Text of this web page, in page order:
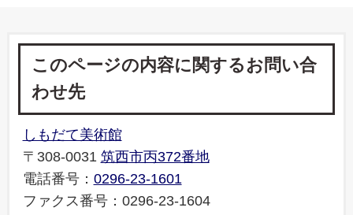
このページの内容に関するお問い合
わせ先
しもだて美術館
〒308-0031 筑西市丙372番地
電話番号： 0296-23-1601
ファクス番号：0296-23-1604